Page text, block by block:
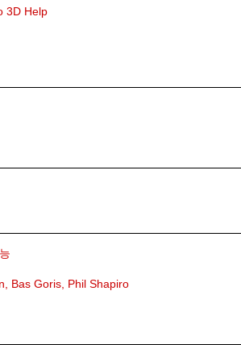
3D Help
Bas Goris, Phil Shapiro